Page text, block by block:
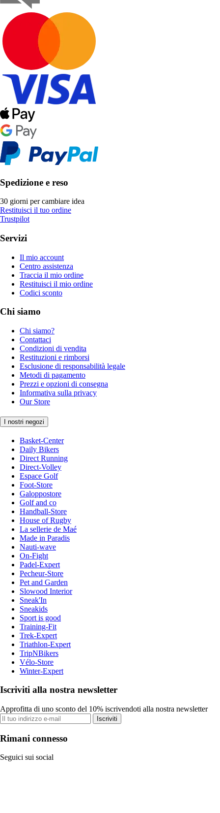
Spedizione e reso
30 giorni per cambiare idea
Restituisci il tuo ordine
Trustpilot
Servizi
Il mio account
Centro assistenza
Traccia il mio ordine
Restituisci il mio ordine
Codici sconto
Chi siamo
Chi siamo?
Contattaci
Condizioni di vendita
Restituzioni e rimborsi
Esclusione di responsabilità legale
Metodi di pagamento
Prezzi e opzioni di consegna
Informativa sulla privacy
Our Store
I nostri negozi
Basket-Center
Daily Bikers
Direct Running
Direct-Volley
Espace Golf
Foot-Store
Galoppostore
Golf and co
Handball-Store
House of Rugby
La sellerie de Maé
Made in Paradis
Nauti-wave
On-Fight
Padel-Expert
Pecheur-Store
Pet and Garden
Slowood Interior
Sneak'In
Sneakids
Sport is good
Training-Fit
Trek-Expert
Triathlon-Expert
TripNBikers
Vélo-Store
Winter-Expert
Iscriviti alla nostra newsletter
Approfitta di uno sconto del 10% iscrivendoti alla nostra newsletter
Iscriviti
Rimani connesso
Seguici sui social